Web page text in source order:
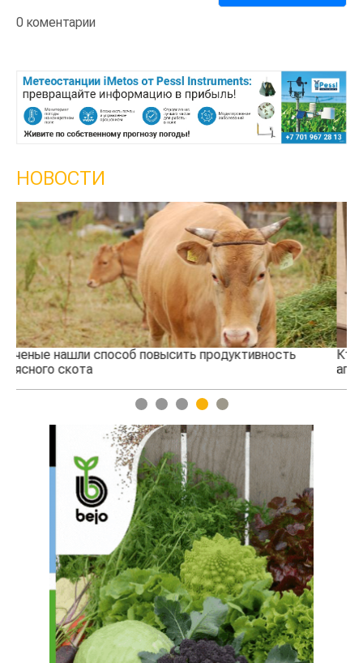
0 коментарии
НОВОСТИ
Кто успел, тот и съел: новые правила выдачи
агросубсидий
1 2 3 4 5